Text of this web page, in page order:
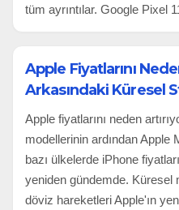
tüm ayrıntılar. Google Pixel
Apple Fiyatlarını
Arkasındaki Küresel
Apple fiyatlarını neden
modellerinin ardından
bazı ülkelerde iPhone
yeniden gündemde. Küresel
döviz hareketleri Apple'ın